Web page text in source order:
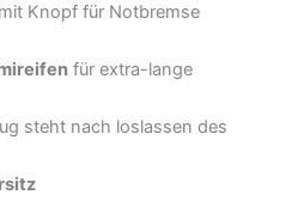
mit Knopf für Notbremse
für extra-lange
steht nach loslassen des